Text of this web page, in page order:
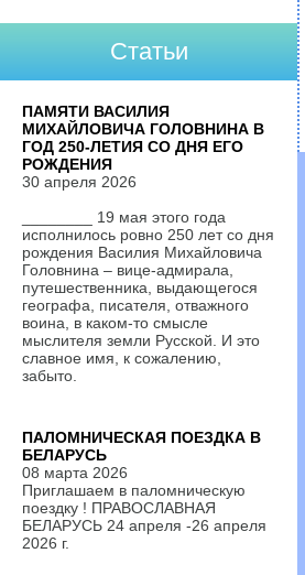
Статьи
ПАМЯТИ ВАСИЛИЯ
МИХАЙЛОВИЧА ГОЛОВНИНА В
ГОД 250-ЛЕТИЯ СО ДНЯ ЕГО
РОЖДЕНИЯ
30 апреля 2026
________ 19 мая этого года
исполнилось ровно 250 лет со дня
рождения Василия Михайловича
Головнина – вице-адмирала,
путешественника, выдающегося
географа, писателя, отважного
воина, в каком-то смысле
мыслителя земли Русской. И это
славное имя, к сожалению,
забыто.
ПАЛОМНИЧЕСКАЯ ПОЕЗДКА В
БЕЛАРУСЬ
08 марта 2026
Приглашаем в паломническую
поездку ! ПРАВОСЛАВНАЯ
БЕЛАРУСЬ 24 апреля -26 апреля
2026 г.